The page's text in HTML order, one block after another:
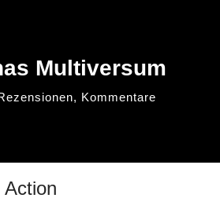
Multiversum
Kommentare
Action